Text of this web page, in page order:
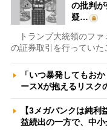
の批判
疑…
トランプ大統領のファ
の証券取引を行ってい
「いつ暴発してもお
ースXが抱えるリス
【3メガバンクは純
益続出の一方で、中